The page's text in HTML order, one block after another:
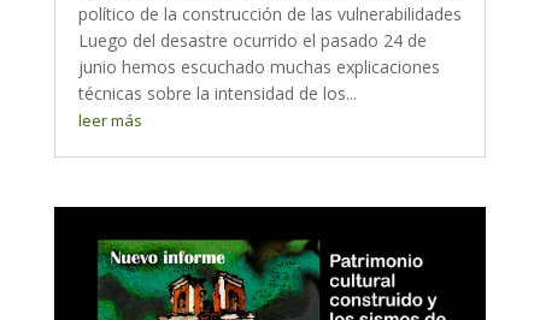
político de la construcción de las vulnerabilidades
Luego del desastre ocurrido el pasado 24 de
junio hemos escuchado muchas explicaciones
técnicas sobre la intensidad de los...
leer más